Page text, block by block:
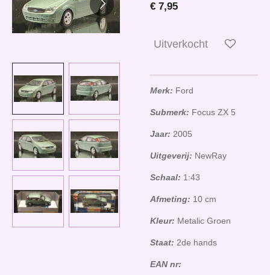
€ 7,95
Uitverkocht
Merk: Ford
Submerk: Focus ZX 5
Jaar: 2005
Uitgeverij: NewRay
Schaal: 1:43
Afmeting: 10 cm
Kleur: Metalic Groen
Staat: 2de hands
EAN nr: